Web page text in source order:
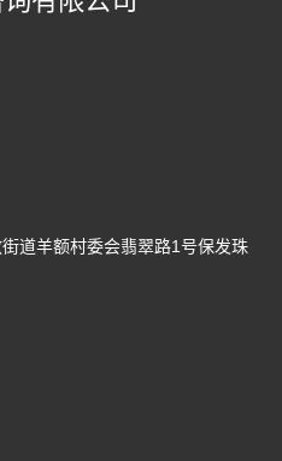
道羊额村委会翡翠路1号保发珠